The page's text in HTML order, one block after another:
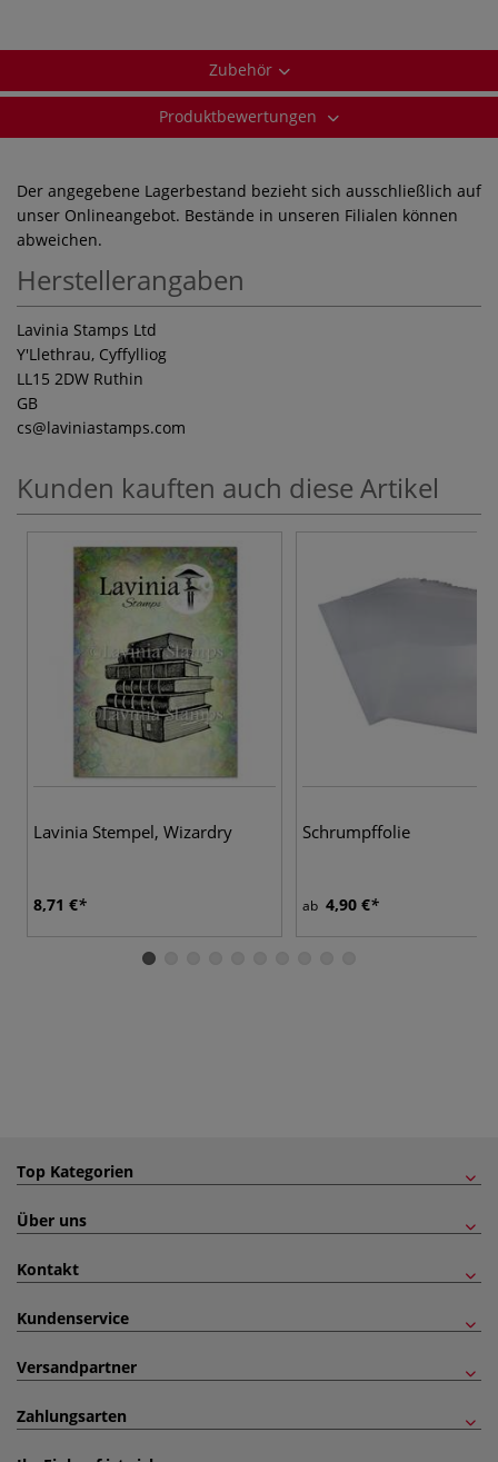
Zubehör
Produktbewertungen
Der angegebene Lagerbestand bezieht sich ausschließlich auf
unser Onlineangebot. Bestände in unseren Filialen können
abweichen.
Herstellerangaben
Lavinia Stamps Ltd
Y'Llethrau, Cyffylliog
LL15 2DW Ruthin
GB
cs@laviniastamps.com
Kunden kauften auch diese Artikel
Lavinia Stempel, Wizardry
8,71 €
Schrumpffolie
ab 4,90 €
Top Kategorien
Über uns
Kontakt
Kundenservice
Versandpartner
Zahlungsarten